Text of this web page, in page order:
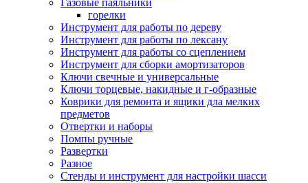
Газовые паяльники
горелки
Инструмент для работы по дереву
Инструмент для работы по лексану
Инструмент для работы со сцеплением
Инструмент для сборки амортизаторов
Ключи свечные и универсальные
Ключи торцевые, накидные и г-образные
Коврики для ремонта и ящики дла мелких
предметов
Отвертки и наборы
Помпы ручные
Развертки
Разное
Стенды и инструмент для настройки шасси